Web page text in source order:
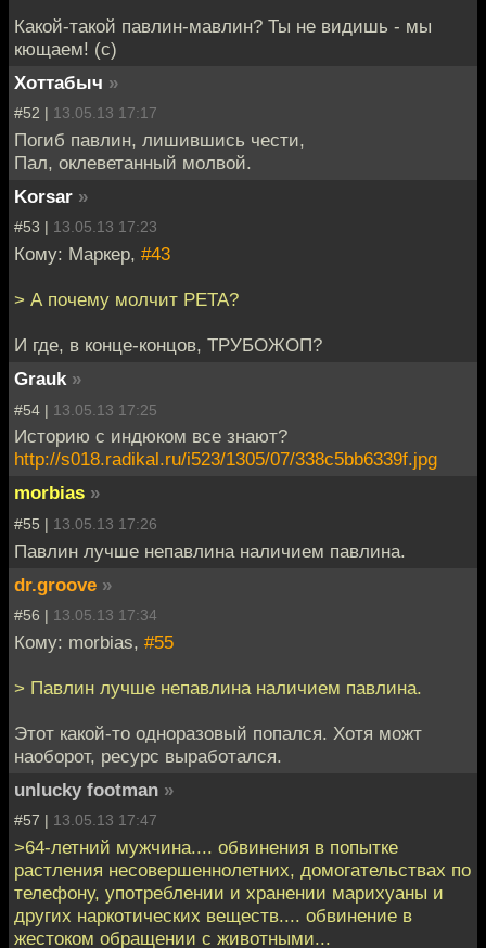
Какой-такой павлин-мавлин? Ты не видишь - мы
кющаем! (с)
Хоттабыч »
#52 | 13.05.13 17:17
Погиб павлин, лишившись чести,
Пал, оклеветанный молвой.
Korsar »
#53 | 13.05.13 17:23
Кому: Маркер, #43
> А почему молчит PETA?
И где, в конце-концов, ТРУБОЖОП?
Grauk »
#54 | 13.05.13 17:25
Историю с индюком все знают?
http://s018.radikal.ru/i523/1305/07/338c5bb6339f.jpg
morbias »
#55 | 13.05.13 17:26
Павлин лучше непавлина наличием павлина.
dr.groove »
#56 | 13.05.13 17:34
Кому: morbias, #55
> Павлин лучше непавлина наличием павлина.
Этот какой-то одноразовый попался. Хотя можт
наоборот, ресурс выработался.
unlucky footman »
#57 | 13.05.13 17:47
>64-летний мужчина.... обвинения в попытке
растления несовершеннолетних, домогательствах по
телефону, употреблении и хранении марихуаны и
других наркотических веществ.... обвинение в
жестоком обращении с животными...